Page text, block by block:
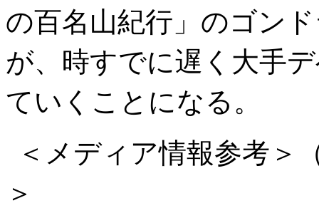
の百名山紀行」のゴン
が、時すでに遅く大手
ていくことになる。
＜メディア情報参考＞
＞